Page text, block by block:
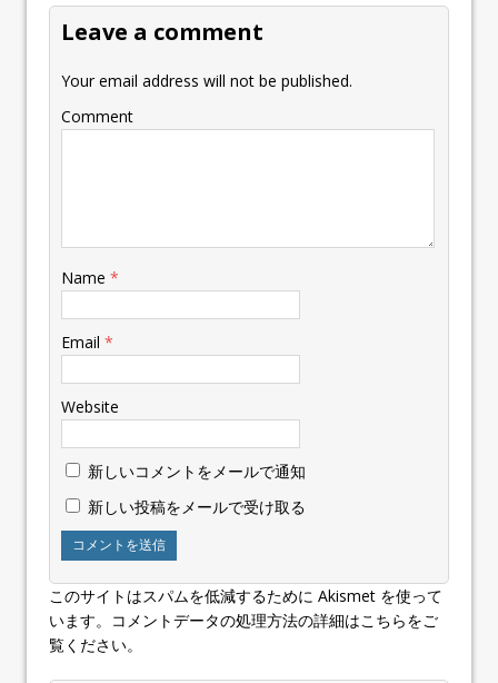
Leave a comment
Your email address will not be published.
Comment
Name *
Email *
Website
新しいコメントをメールで通知
新しい投稿をメールで受け取る
このサイトはスパムを低減するために Akismet を使って
います。 コメントデータの処理方法の詳細はこちらをご
覧ください。